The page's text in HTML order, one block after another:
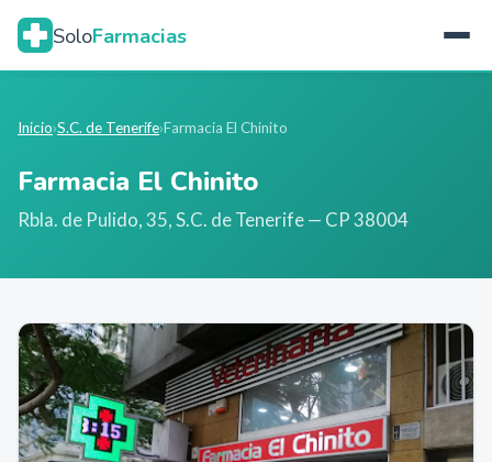
SoloFarmacias
Inicio›S.C. de Tenerife›Farmacia El Chinito
Farmacia El Chinito
Rbla. de Pulido, 35,S.C. de Tenerife— CP 38004